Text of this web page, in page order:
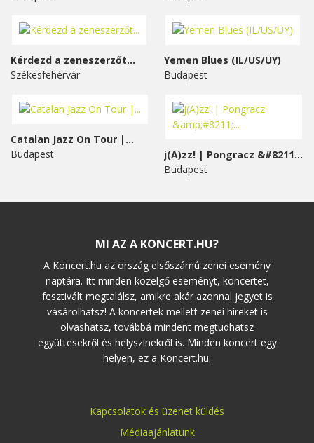
Kérdezd a zeneszerzőt...
Székesfehérvár
Yemen Blues (IL/US/UY)
Budapest
Catalan Jazz On Tour |...
Budapest
j(A)zz! | Pongracz &#8211;...
Budapest
MI AZ A KONCERT.HU?
A Koncert.hu az ország elsőszámú zenei esemény
naptára. Itt minden közelgő eseményt, koncertet,
fesztivált megtalálsz, amikre akár azonnal jegyet is
vásárolhatsz! A koncertek mellett zenei híreket is
olvashatsz, továbbá mindent megtudhatsz
együttesekről és helyszínekről is. Minden koncert egy
helyen, ez a Koncert.hu.
Kapcsolatok és üzenet küldés
Médiaajánlatunk